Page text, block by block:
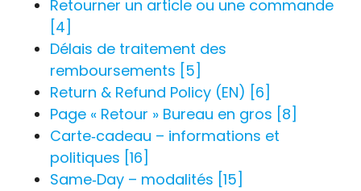
Retourner un article ou une commande
[4]
Délais de traitement des
remboursements [5]
Return & Refund Policy (EN) [6]
Page « Retour » Bureau en gros [8]
Carte‑cadeau – informations et
politiques [16]
Same‑Day – modalités [15]